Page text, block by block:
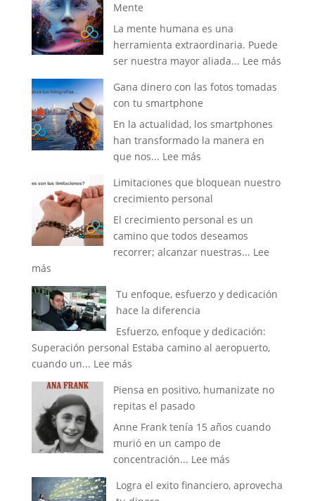
Mente
La mente humana es una
herramienta extraordinaria. Puede
ser nuestra mayor aliada... Lee más:
Gana dinero con las fotos tomadas
con tu smartphone
En la actualidad, los smartphones
han transformado la manera en
que nos... Lee más:
dinero
con
las
fotos
tomadas
smartphone
Limitaciones que bloquean nuestro
crecimiento personal
El crecimiento personal es un
camino que todos deseamos
recorrer; alcanzar nuestras... Lee
más:
Limitaciones
que
bloquean
nuestro
crecimiento
personal
Tu enfoque, esfuerzo y dedicación
hace la diferencia
Esfuerzo, enfoque y dedicación:
Superación personal Estaba camino al aeropuerto,
cuando un... Lee más:
enfoque,
esfuerzo
y
dedicación
hace
diferencia
Piensa en positivo, humanizate no
repitas el pasado
Anne Frank tenía 15 años cuando
murió en un campo de
concentración... Lee más:
en
Logra el exito financiero, aprovecha